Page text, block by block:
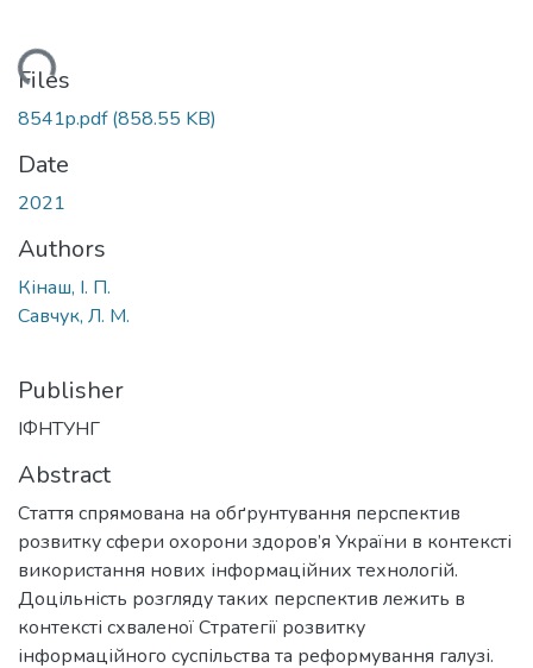
Files
8541p.pdf(858.55 KB)
Date
2021
Authors
Кінаш, І. П.
Савчук, Л. М.
Publisher
ІФНТУНГ
Abstract
Стаття спрямована на обґрунтування перспектив
розвитку сфери охорони здоров’я України в контексті
використання нових інформаційних технологій.
Доцільність розгляду таких перспектив лежить в
контексті схваленої Стратегії розвитку
інформаційного суспільства та реформування галузі.